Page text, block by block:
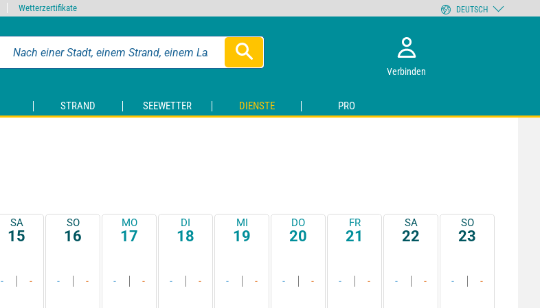
Verbinden
STRAND SEEWETTER DIENSTE PRO
SA
15
- -
SO
16
- -
MO
17
- -
DI
18
- -
MI
19
- -
DO
20
- -
FR
21
- -
SA
22
- -
SO
23
- -
Wetterzertifikate DEUTSCH